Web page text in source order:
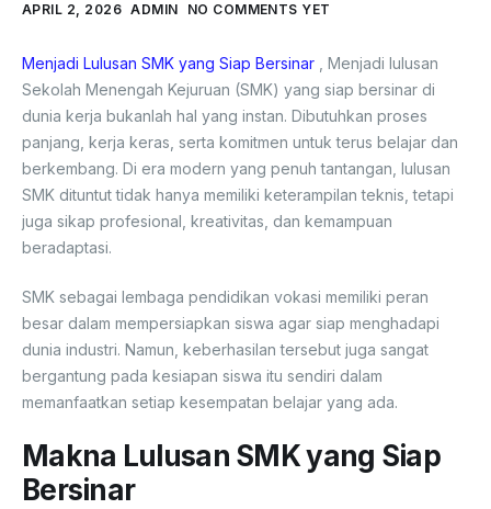
APRIL 2, 2026 ADMIN NO COMMENTS YET
Menjadi Lulusan SMK yang Siap Bersinar , Menjadi lulusan
Sekolah Menengah Kejuruan (SMK) yang siap bersinar di
dunia kerja bukanlah hal yang instan. Dibutuhkan proses
panjang, kerja keras, serta komitmen untuk terus belajar dan
berkembang. Di era modern yang penuh tantangan, lulusan
SMK dituntut tidak hanya memiliki keterampilan teknis, tetapi
juga sikap profesional, kreativitas, dan kemampuan
beradaptasi.
SMK sebagai lembaga pendidikan vokasi memiliki peran
besar dalam mempersiapkan siswa agar siap menghadapi
dunia industri. Namun, keberhasilan tersebut juga sangat
bergantung pada kesiapan siswa itu sendiri dalam
memanfaatkan setiap kesempatan belajar yang ada.
Makna Lulusan SMK yang Siap
Bersinar